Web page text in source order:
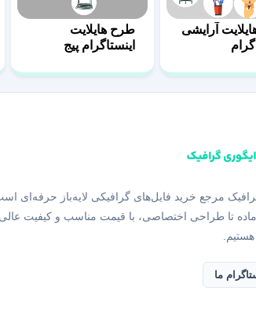
آرایشی
طرح هایلایت
اینستاگرام پیج
مرجع خرید فایل‌های گرافیکی لایه‌باز حرفه‌ای
تا طراحی اختصاصی، با قیمت مناسب و کیفیت عالی
ما